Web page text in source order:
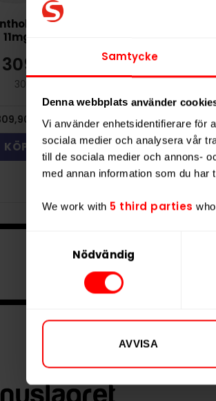
Samtycke
Denna webbplats använder
Vi använder enhetsidentifierare för
sociala medier och analysera vår
till de sociala medier och annons-
med annan information som du har
We work with 5 third parties
Nödvändig
AVVISA
Ice Slim
11mg
309,90 kr
30,99 kr /dosa
KÖP KÖP
Denna